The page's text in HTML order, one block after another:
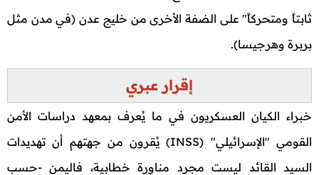
ثابتاً ومتحركاً" على الضفة الأخرى من خليج عدن (في مدن مثل
بربرة وهرجيسا).
إقرار عبري
خبراء الكيان العسكريون في ما يُعرف بمعهد دراسات الأمن
القومي "الإسرائيلي" (INSS) يُقرون من جهتهم أن تهديدات
السيد القائد ليست مجرد مناورة خطابية، فاليمن -حسب